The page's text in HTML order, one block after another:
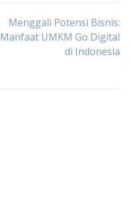
Menggali Potensi Bisnis:
Manfaat UMKM Go Digital
di Indonesia